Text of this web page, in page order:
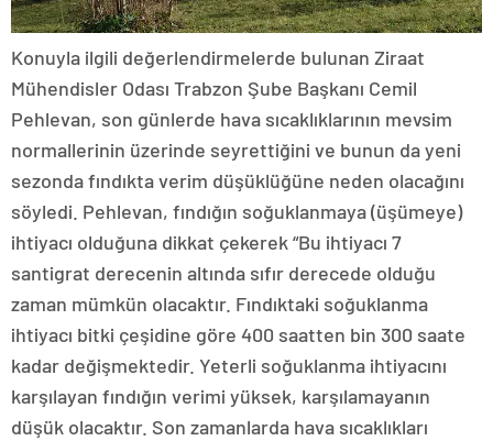
Konuyla ilgili değerlendirmelerde bulunan Ziraat
Mühendisler Odası Trabzon Şube Başkanı Cemil
Pehlevan, son günlerde hava sıcaklıklarının mevsim
normallerinin üzerinde seyrettiğini ve bunun da yeni
sezonda fındıkta verim düşüklüğüne neden olacağını
söyledi. Pehlevan, fındığın soğuklanmaya (üşümeye)
ihtiyacı olduğuna dikkat çekerek “Bu ihtiyacı 7
santigrat derecenin altında sıfır derecede olduğu
zaman mümkün olacaktır. Fındıktaki soğuklanma
ihtiyacı bitki çeşidine göre 400 saatten bin 300 saate
kadar değişmektedir. Yeterli soğuklanma ihtiyacını
karşılayan fındığın verimi yüksek, karşılamayanın
düşük olacaktır. Son zamanlarda hava sıcaklıkları